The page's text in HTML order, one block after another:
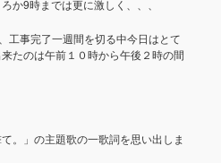
か9時までは更に激しく、、、
工事完了一週間を切る中今日はとて
たのは午前１０時から午後２時の間
。」の主題歌の一歌詞を思い出しま